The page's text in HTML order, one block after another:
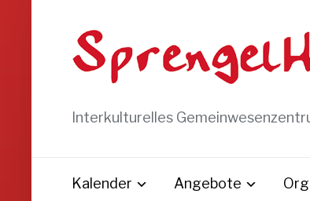
Interkulturelles
Kalender Angebote